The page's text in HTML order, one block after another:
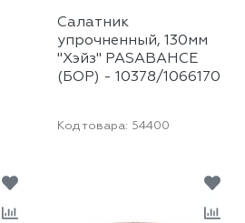
Салатник
упрочненный, 130мм
"Хэйз" PASABAHCE
(БОР) - 10378/1066170
Код товара: 54400